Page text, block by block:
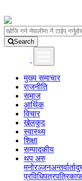
Search
मुख्य समाचार
राजनीति
समाज
आर्थिक
विचार
खेलकुद
स्वास्थ्य
शिक्षा
सम्पादकीय
थप अरु
मनोरञ्जनअन्तर्वार्ता
प्रविधिपत्रपत्रिका